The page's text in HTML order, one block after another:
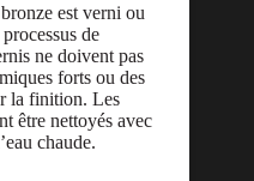
est verni ou
de
ne doivent pas
forts ou des
la finition. Les
être nettoyés avec
chaude.